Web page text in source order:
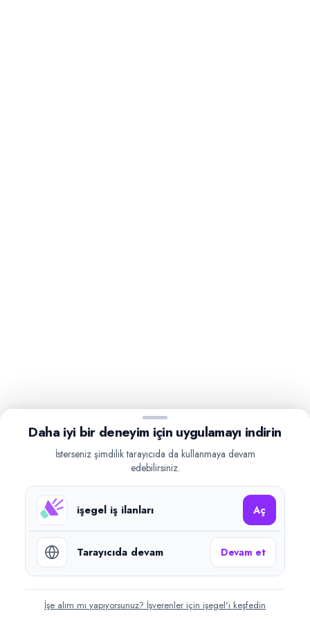
Daha iyi bir deneyim için uygulamayı indirin
İsterseniz şimdilik tarayıcıda da kullanmaya devam
edebilirsiniz.
işegel iş ilanları Aç
Tarayıcıda devam Devam et
İşe alım mı yapıyorsunuz? İşverenler için işegel'i keşfedin